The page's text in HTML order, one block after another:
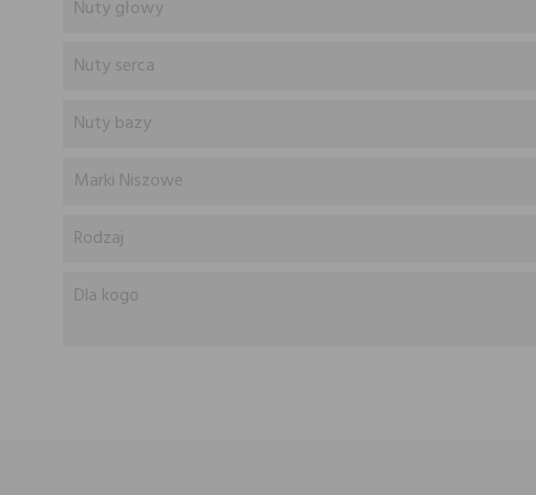
Nuty głowy
Nuty serca
Nuty bazy
Marki Niszowe
Rodzaj
Dla kogo